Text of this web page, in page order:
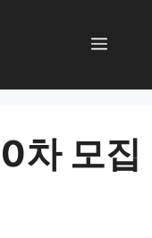
메
차 모집